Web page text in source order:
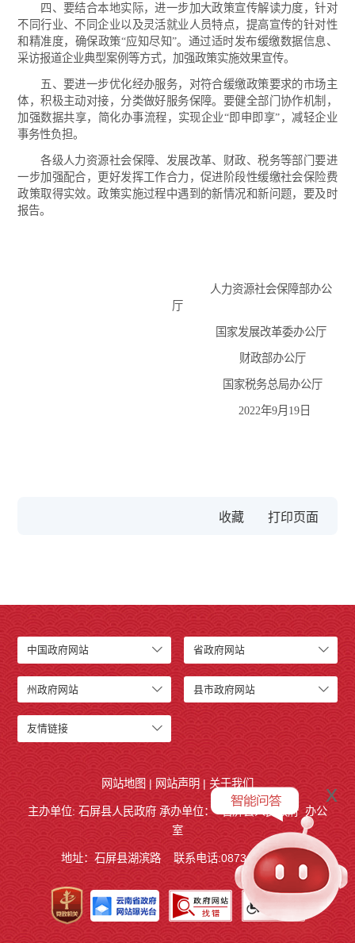
四、要结合本地实际，进一步加大政策宣传解读力度，针对
不同行业、不同企业以及灵活就业人员特点，提高宣传的针对性
和精准度，确保政策“应知尽知”。通过适时发布缓缴数据信息、
采访报道企业典型案例等方式，加强政策实施效果宣传。
五、要进一步优化经办服务，对符合缓缴政策要求的市场主
体，积极主动对接，分类做好服务保障。要健全部门协作机制，
加强数据共享，简化办事流程，实现企业“即申即享”，减轻企业
事务性负担。
各级人力资源社会保障、发展改革、财政、税务等部门要进
一步加强配合，更好发挥工作合力，促进阶段性缓缴社会保险费
政策取得实效。政策实施过程中遇到的新情况和新问题，要及时
报告。
人力资源社会保障部办公
厅
国家发展改革委办公厅
财政部办公厅
国家税务总局办公厅
2022年9月19日
收藏
中国政府网站 省政府网站
州政府网站 县市政府网站
友情链接
网站地图 | 网站声明 | 关于我们
主办单位: 石屏县人民政府 承办单位： 石屏县人民政府 办公
室
地址：石屏县湖滨路 联系电话:0873-4858140
x